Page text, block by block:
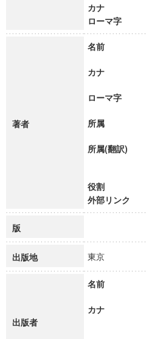
カナ
ローマ字
著者
名前
カナ
ローマ字
所属
所属(翻訳)
役割
外部リンク
版
出版地 東京
出版者
名前
カナ